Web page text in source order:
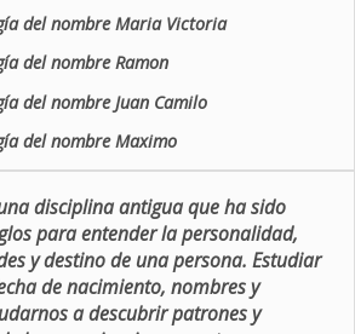
del nombre Maria Victoria
del nombre Ramon
del nombre Juan Camilo
del nombre Maximo
disciplina antigua que ha sido
para entender la personalidad,
y destino de una persona. Estudiar
de nacimiento, nombres y
a descubrir patrones y